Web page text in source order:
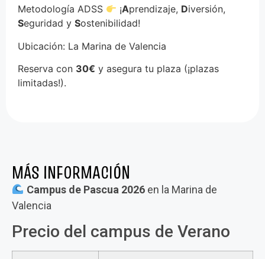
Metodología ADSS
¡Aprendizaje, Diversión,
Seguridad y Sostenibilidad!
Ubicación: La Marina de Valencia
Reserva con 30€ y asegura tu plaza (¡plazas
limitadas!).
MÁS INFORMACIÓN
Campus de Pascua 2026en la Marina de
Valencia
Precio del campus de Verano